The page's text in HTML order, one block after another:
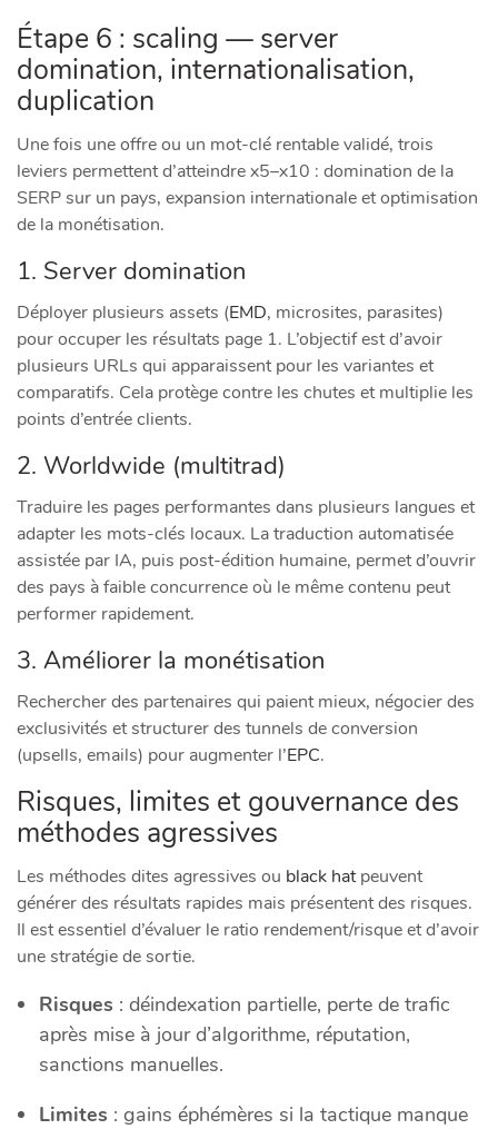
Étape 6 : scaling — server
domination, internationalisation,
duplication
Une fois une offre ou un mot-clé rentable validé, trois
leviers permettent d’atteindre x5–x10 : domination de la
SERP sur un pays, expansion internationale et optimisation
de la monétisation.
1. Server domination
Déployer plusieurs assets (EMD, microsites, parasites)
pour occuper les résultats page 1. L’objectif est d’avoir
plusieurs URLs qui apparaissent pour les variantes et
comparatifs. Cela protège contre les chutes et multiplie les
points d’entrée clients.
2. Worldwide (multitrad)
Traduire les pages performantes dans plusieurs langues et
adapter les mots-clés locaux. La traduction automatisée
assistée par IA, puis post-édition humaine, permet d’ouvrir
des pays à faible concurrence où le même contenu peut
performer rapidement.
3. Améliorer la monétisation
Rechercher des partenaires qui paient mieux, négocier des
exclusivités et structurer des tunnels de conversion
(upsells, emails) pour augmenter l’EPC.
Risques, limites et gouvernance des
méthodes agressives
Les méthodes dites agressives ou black hatpeuvent
générer des résultats rapides mais présentent des risques.
Il est essentiel d’évaluer le ratio rendement/risque et d’avoir
une stratégie de sortie.
Risques : déindexation partielle, perte de trafic
après mise à jour d’algorithme, réputation,
sanctions manuelles.
Limites : gains éphémères si la tactique manque